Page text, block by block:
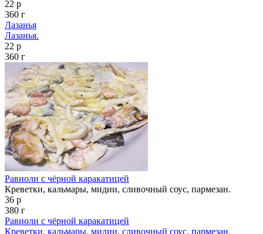
22 р
360 г
Лазанья
Лазанья.
22 р
360 г
Равиоли с чёрной каракатицей
Креветки, кальмары, мидии, сливочный соус, пармезан.
36 р
380 г
Равиоли с чёрной каракатицей
Креветки, кальмары, мидии, сливочный соус, пармезан.